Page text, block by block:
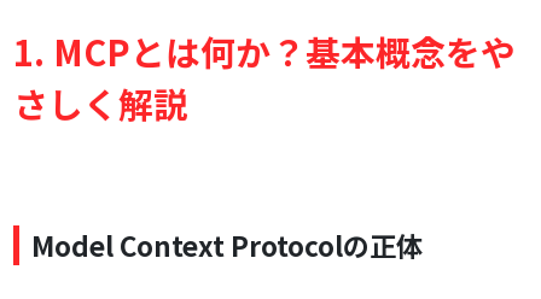
MCPサーバーの仕組みを理解しよう
3つの基本機能：ツール・リソース・プロンプ
データベース系MCPサーバー
1. MCPとは何か？基本概念をや
さしく解説
Model Context Protocolの正体